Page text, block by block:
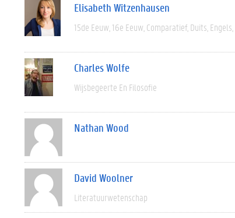
Elisabeth Witzenhausen
15de Eeuw 16e Eeuw Comparatief Duits Engels
Charles Wolfe
Wijsbegeerte En Filosofie
Nathan Wood
David Woolner
Literatuurwetenschap